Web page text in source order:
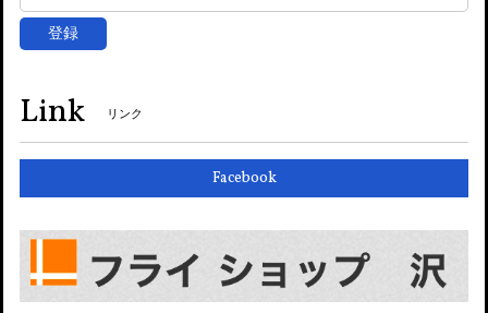
登録
Link リンク
Facebook